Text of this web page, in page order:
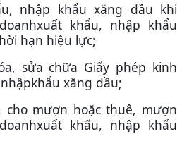
nhập khẩu xăng dầu khi
khẩu, nhập khẩu
hạn hiệu lực;
sửa chữa Giấy phép kinh
xăng dầu;
cho mượn hoặc thuê, mượn
khẩu, nhập khẩu